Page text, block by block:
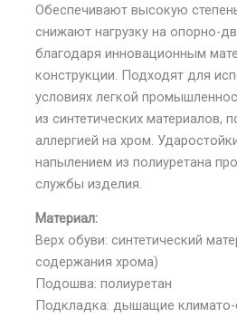
Обеспечивают высокую
снижают нагрузку на опорно-
благодаря инновационным
конструкции. Подходят для
условиях легкой
из синтетических материалов,
аллергией на хром.
напылением из полиуретана
службы изделия.
Материал:
Верх обуви: синтетический
содержания хрома)
Подошва: полиуретан
Подкладка: дышащие климато-